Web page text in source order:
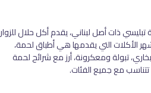
ذات أصل لبناني، يقدم أكل حلال للزوار
الأكلات التي يقدمها هي أطباق لحمة،
تبولة ومعكرونة، أرز مع شرائح لحمة
مع جميع الفئات.